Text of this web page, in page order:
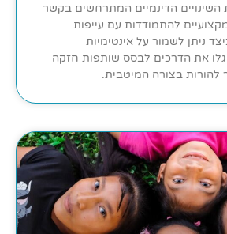
הדינמיים המתרחשים בקשר
להתמודדות עם עייפות
ניתן לשמור על אינטימיות
את הדרכים לבסס שותפות חזקה
להורות בצורה המיטבית.